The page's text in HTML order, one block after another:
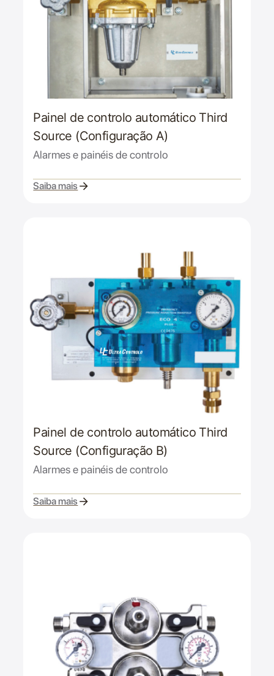
Painel de controlo automático Third
Source (Configuração A)
Alarmes e painéis de controlo
Saiba mais
Painel de controlo automático Third
Source (Configuração B)
Alarmes e painéis de controlo
Saiba mais